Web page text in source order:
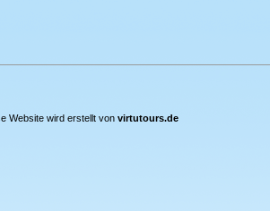
Website wird erstellt von virtutours.de